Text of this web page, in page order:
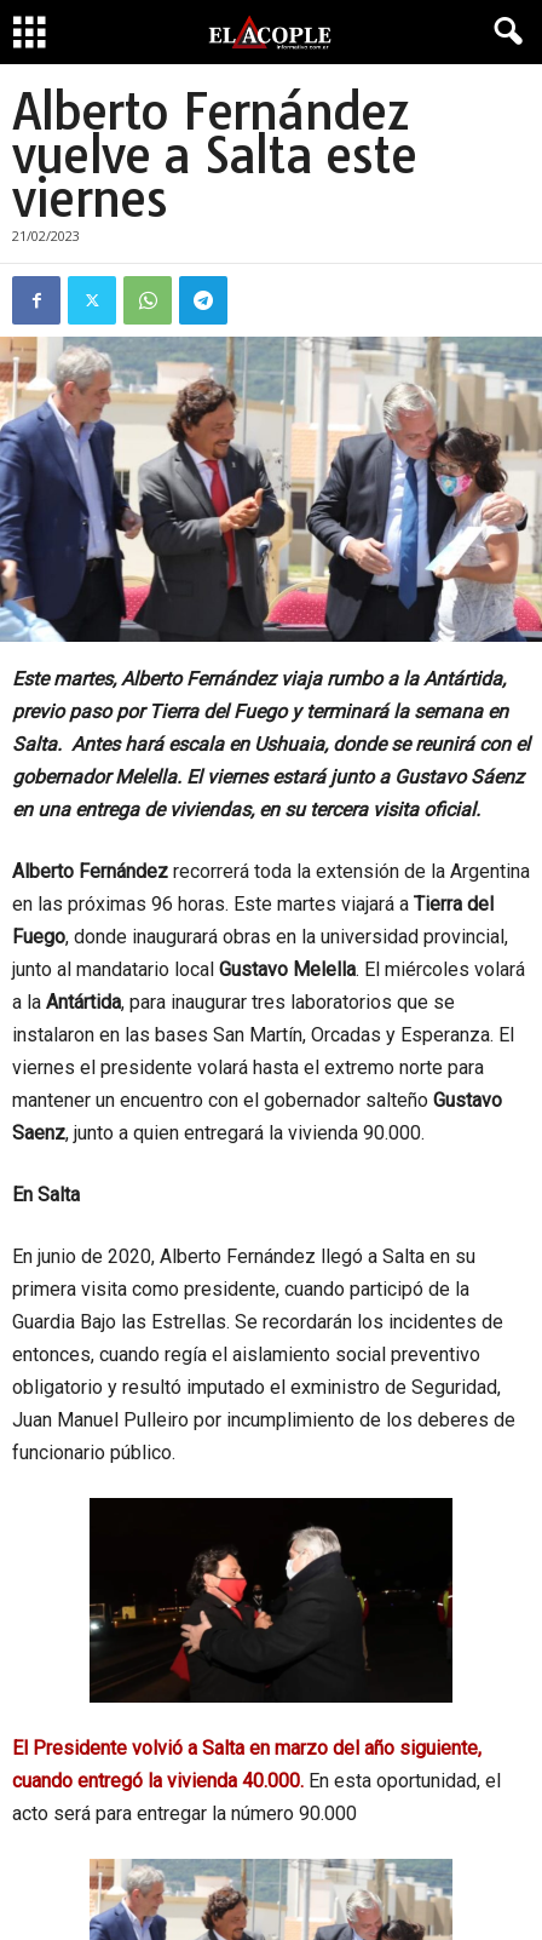
Alberto Fernández
vuelve a Salta este
viernes
21/02/2023
Este martes, Alberto Fernández viaja rumbo a la Antártida,
previo paso por Tierra del Fuego y terminará la semana en
Salta. Antes hará escala en Ushuaia, donde se reunirá con el
gobernador Melella. El viernes estará junto a Gustavo Sáenz
en una entrega de viviendas, en su tercera visita oficial.
Alberto Fernández recorrerá toda la extensión de la Argentina
en las próximas 96 horas. Este martes viajará a Tierra del
Fuego, donde inaugurará obras en la universidad provincial,
junto al mandatario local Gustavo Melella. El miércoles volará
a la Antártida, para inaugurar tres laboratorios que se
instalaron en las bases San Martín, Orcadas y Esperanza. El
viernes el presidente volará hasta el extremo norte para
mantener un encuentro con el gobernador salteño Gustavo
Saenz, junto a quien entregará la vivienda 90.000.
En Salta
En junio de 2020, Alberto Fernández llegó a Salta en su
primera visita como presidente, cuando participó de la
Guardia Bajo las Estrellas. Se recordarán los incidentes de
entonces, cuando regía el aislamiento social preventivo
obligatorio y resultó imputado el exministro de Seguridad,
Juan Manuel Pulleiro por incumplimiento de los deberes de
funcionario público.
El Presidente volvió a Salta en marzo del año siguiente,
cuando entregó la vivienda 40.000. En esta oportunidad, el
acto será para entregar la número 90.000